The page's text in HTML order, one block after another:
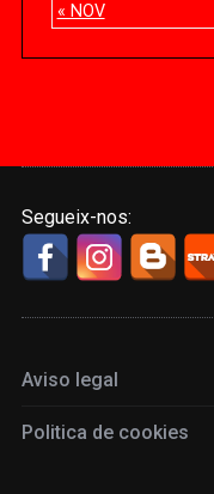
« NOV
Segueix-nos:
Aviso legal
Politica de cookies